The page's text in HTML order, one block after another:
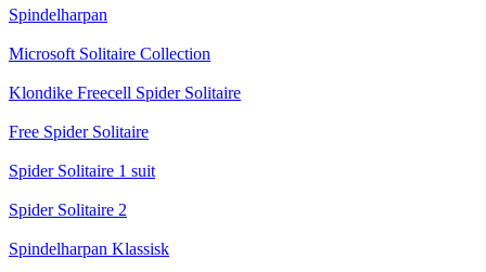
Spindelharpan
Microsoft Solitaire Collection
Klondike Freecell Spider Solitaire
Free Spider Solitaire
Spider Solitaire 1 suit
Spider Solitaire 2
Spindelharpan Klassisk